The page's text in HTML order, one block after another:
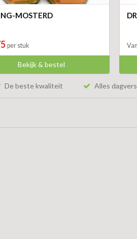
MOSTERD
per stuk
Bekijk & bestel
De beste kwaliteit Alles